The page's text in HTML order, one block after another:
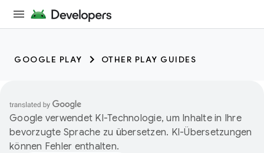
GOOGLE PLAY OTHER PLAY GUIDES
Google verwendet KI-Technologie, um Inhalte in Ihre
bevorzugte Sprache zu übersetzen. KI-Übersetzungen
können Fehler enthalten.